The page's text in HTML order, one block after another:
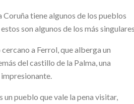
Coruña tiene algunos de los pueblos
son algunos de los más
a Ferrol, que alberga un
del castillo de la Palma, una
pueblo que vale la pena visitar,